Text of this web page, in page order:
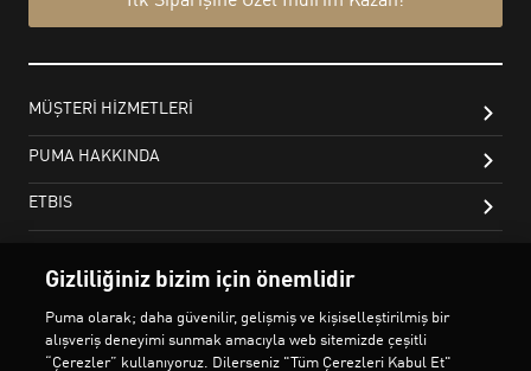
Gizliliğiniz bizim için önemlidir
Puma olarak; daha güvenilir, gelişmiş ve kişiselleştirilmiş bir
alışveriş deneyimi sunmak amacıyla web sitemizde çeşitli
“Çerezler” kullanıyoruz. Dilerseniz "Tüm Çerezleri Kabul Et"